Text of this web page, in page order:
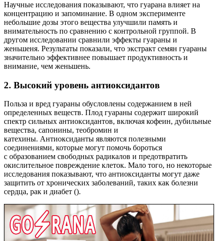
Научные исследования показывают, что гуарана влияет на
концентрацию и запоминание. В одном эксперименте
небольшие дозы этого вещества улучшили память и
внимательность по сравнению с контрольной группой. В
другом исследовании сравнили эффекты гуараны и
женьшеня. Результаты показали, что экстракт семян гуараны
значительно эффективнее повышает продуктивность и
внимание, чем женьшень.
2. Высокий уровень антиоксидантов
Польза и вред гуараны обусловлены содержанием в ней
определенных веществ. Плод гуараны содержит широкий
спектр сильных антиоксидантов, включая кофеин, дубильные
вещества, сапонины, теобромин и
катехины. Антиоксиданты являются полезными
соединениями, которые могут помочь бороться
с образованием свободных радикалов и предотвратить
окислительное повреждение клеток. Мало того, но некоторые
исследования показывают, что антиоксиданты могут даже
защитить от хронических заболеваний, таких как болезни
сердца, рак и диабет ().